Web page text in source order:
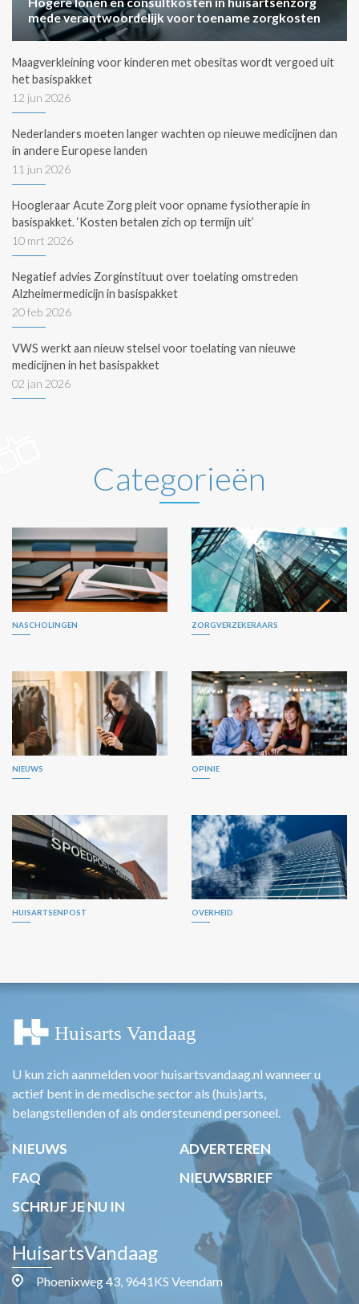
mede verantwoordelijk voor toename zorgkosten
Maagverkleining voor kinderen met obesitas wordt vergoed uit
het basispakket
12 jun 2026
Nederlanders moeten langer wachten op nieuwe medicijnen dan
in andere Europese landen
11 jun 2026
Hoogleraar Acute Zorg pleit voor opname fysiotherapie in
basispakket. ‘Kosten betalen zich op termijn uit’
10 mrt 2026
Negatief advies Zorginstituut over toelating omstreden
Alzheimermedicijn in basispakket
20 feb 2026
VWS werkt aan nieuw stelsel voor toelating van nieuwe
medicijnen in het basispakket
02 jan 2026
Categorieën
NASCHOLINGEN ZORGVERZEKERAARS
NIEUWS OPINIE
HUISARTSENPOST OVERHEID
U kun zich aanmelden voor huisartsvandaag.nl wanneer u
actief bent in de medische sector als (huis)arts,
belangstellenden of als ondersteunend personeel.
NIEUWS
ADVERTEREN
FAQ
NIEUWSBRIEF
SCHRIJF JE NU IN
HuisartsVandaag
Phoenixweg 43, 9641KS Veendam